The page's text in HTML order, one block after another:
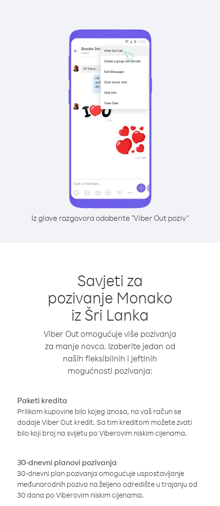
Iz glave razgovora odaberite "Viber Out poziv"
Savjeti za
pozivanje Monako
iz Šri Lanka
Viber Out omogućuje više pozivanja
za manje novca. Izaberite jedan od
naših fleksibilnih i jeftinih
mogućnosti pozivanja:
Paketi kredita
Prilikom kupovine bilo kojeg iznosa, na vaš račun se
dodaje Viber Out kredit. Sa tim kreditom možete zvati
bilo koji broj na svijetu po Viberovim niskim cijenama.
30-dnevni planovi pozivanja
30-dnevni plan pozivanja omogućuje uspostavljanje
međunarodnih poziva na željeno odredište u trajanju od
30 dana po Viberovim niskim cijenama.